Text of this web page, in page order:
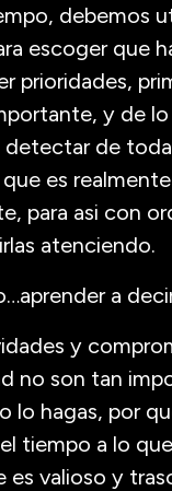
debemos
escoger que
prioridades,
y de
detectar de
es realmente
para asi con
atenciendo.
a
y
no son tan
lo hagas, por
tiempo a lo que
es valioso y